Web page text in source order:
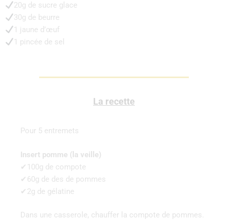
20g de sucre glace
30g de beurre
1 jaune d’œuf
1 pincée de sel
La recette
Pour 5 entremets
Insert pomme (la veille)
✔100g de compote
✔60g de des de pommes
✔2g de gélatine
Dans une casserole, chauffer la compote de pommes.